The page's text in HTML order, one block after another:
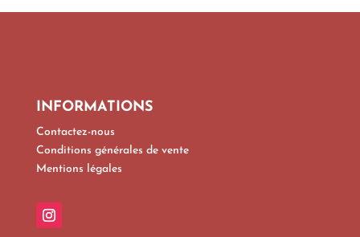
INFORMATIONS
Contactez-nous
Conditions générales de vente
Mentions légales